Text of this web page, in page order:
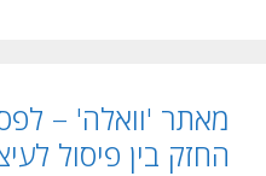
מאתר 'וואלה' –
החזק בין פיסול